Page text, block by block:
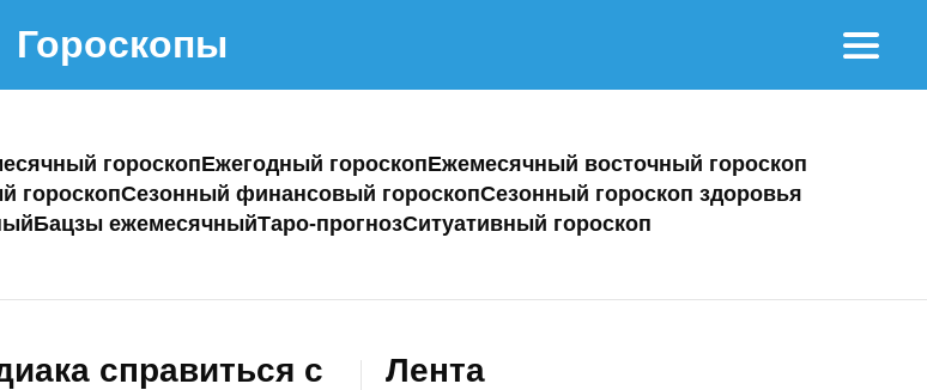
Гороскопы
гороскопЕжегодный гороскопЕжемесячный восточный гороскоп
гороскопСезонный финансовый гороскопСезонный гороскоп здоровья
Бацзы ежемесячныйТаро-прогнозСитуативный гороскоп
справиться с
Лента